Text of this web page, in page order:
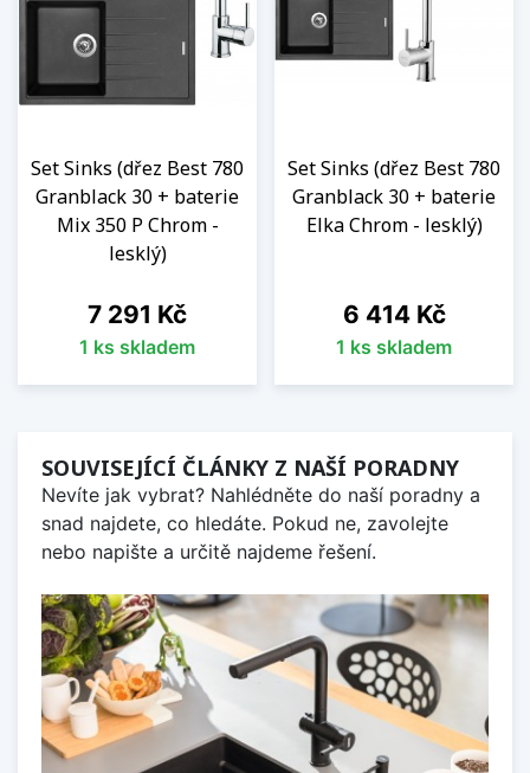
Set Sinks (dřez Best 780
Granblack 30 + baterie
Mix 350 P Chrom -
lesklý)
Cena
7 291 Kč
1 ks skladem
Set Sinks (dřez Best 780
Granblack 30 + baterie
Elka Chrom - lesklý)
Cena
6 414 Kč
1 ks skladem
SOUVISEJÍCÍ ČLÁNKY Z NAŠÍ PORADNY
Nevíte jak vybrat? Nahlédněte do naší poradny a
snad najdete, co hledáte. Pokud ne, zavolejte
nebo napište a určitě najdeme řešení.